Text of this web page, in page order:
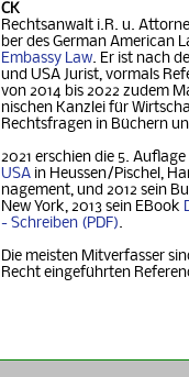
CK
Rechtsanwalt i.R. u.
ber des German Ame­ri­can
Embassy Law. Er ist nach
und USA Jurist, vormals
von 2014 bis 2022 zudem
nischen Kanzlei für
Rechts­fra­gen in Büchern
2021 erschien die 5.
USA in Heus­sen/Pischel,
na­ge­ment, und 2012 sein
New York, 2013 sein EBook
- Schreiben
.
Die meisten Mitverfasser
Recht eingeführten